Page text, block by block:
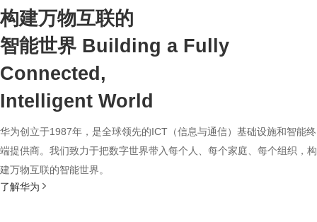
构建万物互联的
智能世界 Building a Fully
Connected,
Intelligent World
华为创立于1987年，是全球领先的ICT（信息与通信）基础设施和智能终
端提供商。我们致力于把数字世界带入每个人、每个家庭、每个组织，构
建万物互联的智能世界。
了解华为